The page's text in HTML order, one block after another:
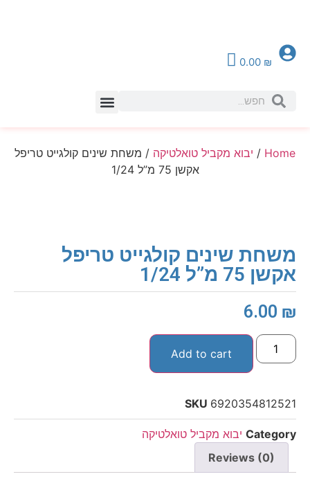
0.00 ₪
Home
/ יבוא מקביל טואלטיקה / משחת שינים קולגייט טריפל
אקשן 75 מ”ל 1/24
משחת שינים קולגייט טריפל
אקשן 75 מ”ל 1/24
6.00 ₪
Add to cart
SKU 6920354812521
Category יבוא מקביל טואלטיקה
Reviews (0)